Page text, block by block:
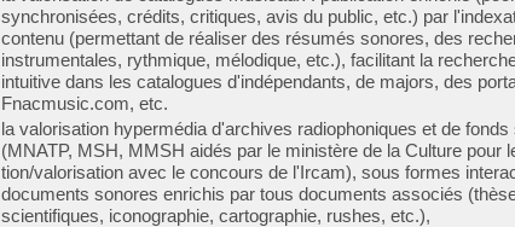
synchronisées, crédits, critiques, avis du public, etc.) par
contenu (permettant de réaliser des résumés sonores, des
instrumentales, rythmique, mélodique, etc.), facilitant la
intuitive dans les catalogues d'indépendants, de majors, des
Fnacmusic.com, etc.
la valorisation hypermédia d'archives radiophoniques et de
(MNATP, MSH, MMSH aidés par le ministère de la Culture pour
tion/valorisation avec le concours de l'Ircam), sous formes
documents sonores enrichis par tous documents associés
scientifiques, iconographie, cartographie, rushes, etc.),